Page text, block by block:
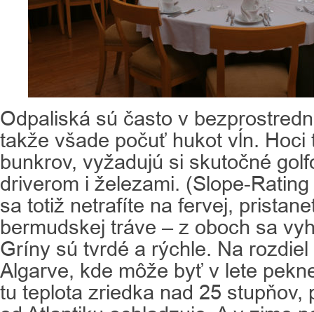
Odpaliská sú často v
takže všade počuť hukot vĺn. Hoci
bunkrov, vyžadujú si skutočné
driverom i železami. (Slope-
sa totiž netrafíte na fervej,
bermudskej tráve – z oboch sa
Gríny sú tvrdé a rýchle. Na
Algarve, kde môže byť v lete
tu teplota zriedka nad 25 stupňov,